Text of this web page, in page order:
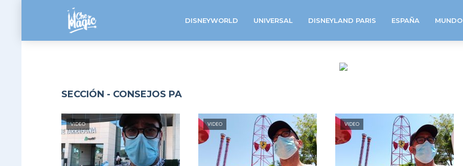
DISNEYWORLD UNIVERSAL DISNEYLAND PARIS ESPAÑA MUNDO
SECCIÓN - CONSEJOS PA
VIDEO VIDEO VIDEO